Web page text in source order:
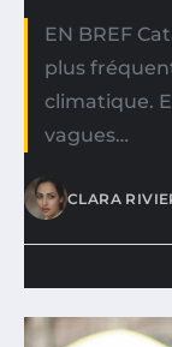
EN BREF
plus
climatique.
vagues…
CLARA